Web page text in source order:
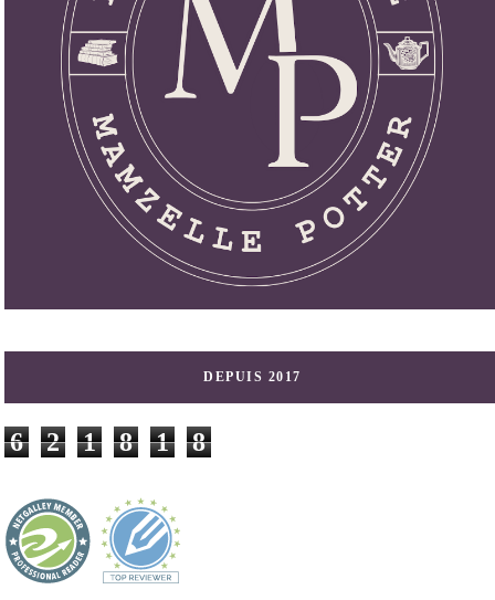
DEPUIS 2017
6 2 1 8 1 8